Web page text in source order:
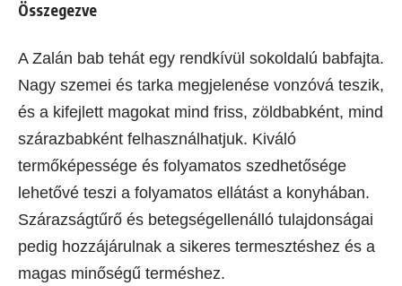
Összegezve
A Zalán bab tehát egy rendkívül sokoldalú babfajta.
Nagy szemei és tarka megjelenése vonzóvá teszik,
és a kifejlett magokat mind friss, zöldbabként, mind
szárazbabként felhasználhatjuk. Kiváló
termőképessége és folyamatos szedhetősége
lehetővé teszi a folyamatos ellátást a konyhában.
Szárazságtűrő és betegségellenálló tulajdonságai
pedig hozzájárulnak a sikeres termesztéshez és a
magas minőségű terméshez.